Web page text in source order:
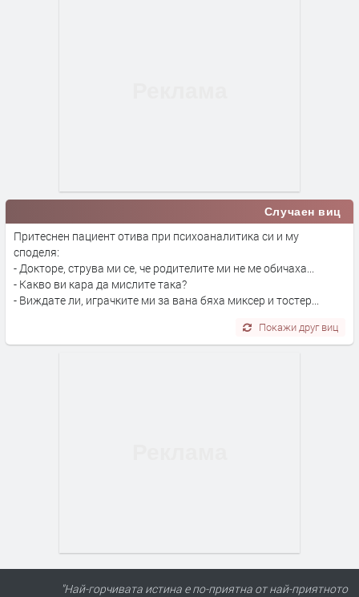
Случаен виц
Притеснен пациент отива при психоаналитика си и му
споделя:
- Докторе, струва ми се, че родителите ми не ме обичаха...
- Какво ви кара да мислите така?
- Виждате ли, играчките ми за вана бяха миксер и тостер...
Покажи друг виц
"Най-горчивата истина е по-приятна от най-приятното